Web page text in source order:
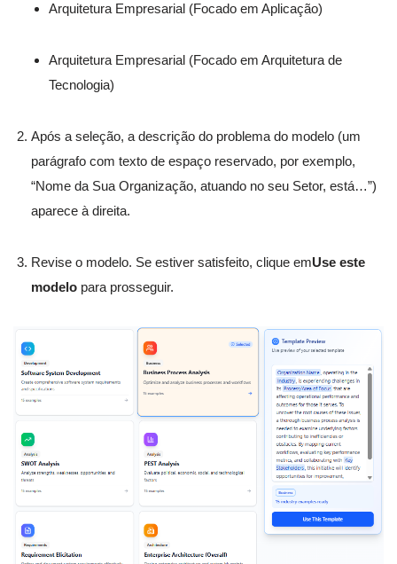
Arquitetura Empresarial (Focado em Aplicação)
Arquitetura Empresarial (Focado em Arquitetura de
Tecnologia)
Após a seleção, a descrição do problema do modelo (um
parágrafo com texto de espaço reservado, por exemplo,
“Nome da Sua Organização, atuando no seu Setor, está…”)
aparece à direita.
Revise o modelo. Se estiver satisfeito, clique emUse este
modelo para prosseguir.